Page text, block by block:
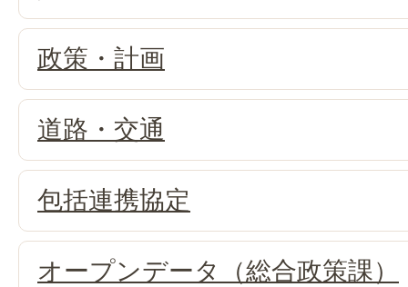
政策・計画
道路・交通
包括連携協定
オープンデータ（総合政策課）